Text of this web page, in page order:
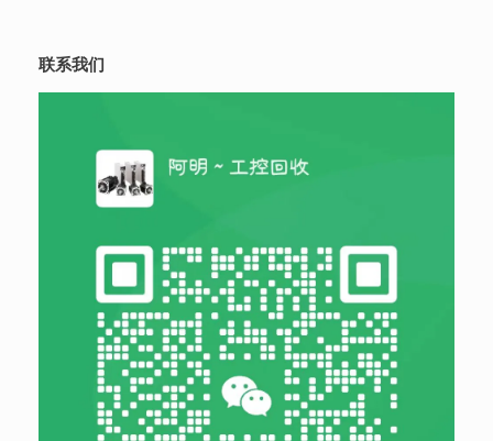
联系我们